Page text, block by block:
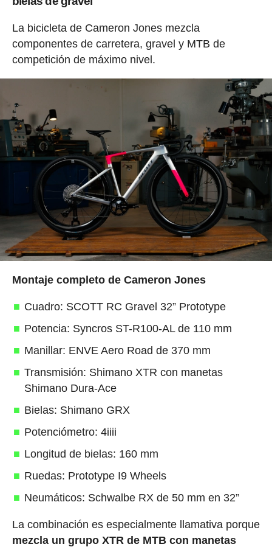
La bicicleta de Cameron Jones mezcla
componentes de carretera, gravel y MTB de
competición de máximo nivel.
Montaje completo de Cameron Jones
Cuadro: SCOTT RC Gravel 32” Prototype
Potencia: Syncros ST-R100-AL de 110 mm
Manillar: ENVE Aero Road de 370 mm
Transmisión: Shimano XTR con manetas
Shimano Dura-Ace
Bielas: Shimano GRX
Potenciómetro: 4iiii
Longitud de bielas: 160 mm
Ruedas: Prototype I9 Wheels
Neumáticos: Schwalbe RX de 50 mm en 32”
La combinación es especialmente llamativa porque
mezcla un grupo XTR de MTB con manetas